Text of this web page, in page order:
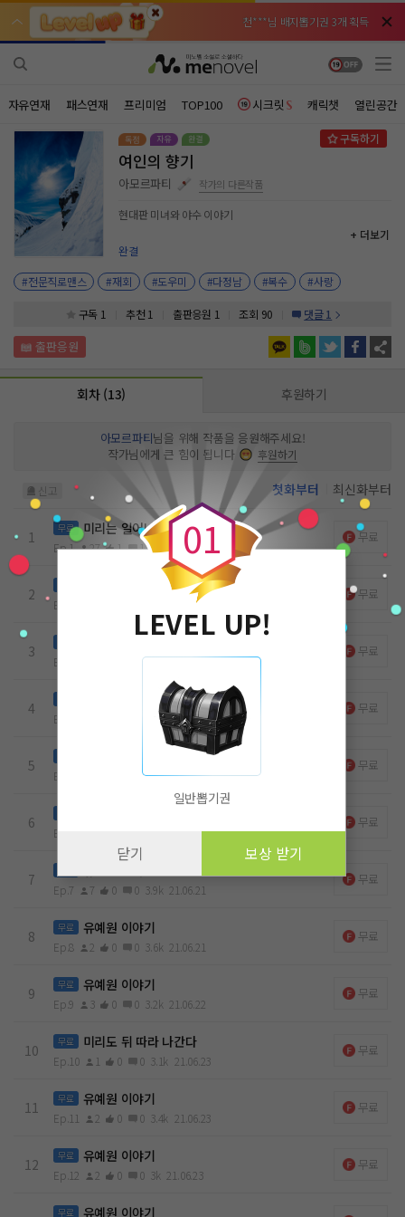
천***님 배지뽑기권 3개 획득
천***님 배지뽑기권 3개 획득
메**님 체험권 3일 획득
메**님 체험권 3일 획득
주**님 일반뽑기권 2개 획득
주**님 일반뽑기권 2개 획득
갈***님 후원10코인 획득
갈***님 후원10코인 획득
인*님 레어뽑기권 1개 획득
인*님 레어뽑기권 1개 획득
자유연재 패스연재 프리미엄 TOP100 시크릿 캐릭챗 열린공간
여인의 향기
아모르파티 작가의 다른작품
완결
현대판 미녀와 야수 이야기
+ 더보기
#전문직로맨스 #재회 #도우미 #다정남 #복수 #사랑
구독 1 추천 1 출판응원 1 조회 90 댓글 1
회차 (13) 후원하기
아모르파티님을 위해 작품을 응원해주세요!
작가님에게 큰 힘이 됩니다
후원하기
신고 첫화부터 최신화부터
1
무료 미리는 일어난다
Ep.1 27 1 1 3k 21.06.20
무료
2
Ep.2 21.06.20
무료
3
Ep.3 3.6k 21.06.20
무료
4
Ep.4 21.06.20
무료
5 유예원 이야기
Ep.5 3.2k 21.06.20
무료
6
Ep.6 21.06.21
무료
7
Ep.7 7 0 0 3.9k 21.06.21
무료
8
무료 유예원 이야기
Ep.8 2 0 0 3.6k 21.06.21
무료
9
무료 유예원 이야기
Ep.9 3 0 0 3.2k 21.06.22
무료
10
무료 미리도 뒤 따라 나간다
Ep.10 1 0 0 3.1k 21.06.23
무료
11
무료 유예원 이야기
Ep.11 2 0 0 3.4k 21.06.23
무료
12
무료 유예원 이야기
Ep.12 2 0 0 3k 21.06.23
무료
무료 유예원 이야기
0
0
1
LEVEL UP!
일반뽑기권
닫기 보상 받기